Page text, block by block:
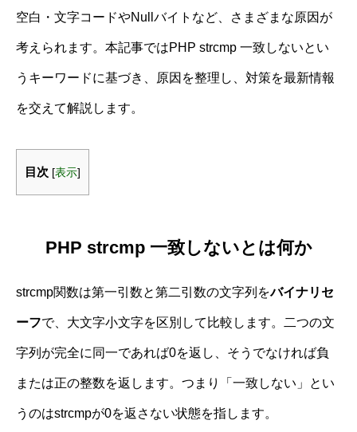
空白・文字コードやNullバイトなど、さまざまな原因が
考えられます。本記事ではPHP strcmp 一致しないとい
うキーワードに基づき、原因を整理し、対策を最新情報
を交えて解説します。
目次 [表示]
PHP strcmp 一致しないとは何か
strcmp関数は第一引数と第二引数の文字列をバイナリセ
ーフで、大文字小文字を区別して比較します。二つの文
字列が完全に同一であれば0を返し、そうでなければ負
または正の整数を返します。つまり「一致しない」とい
うのはstrcmpが0を返さない状態を指します。